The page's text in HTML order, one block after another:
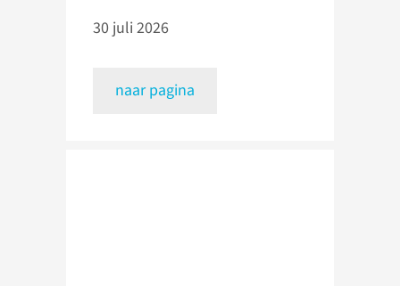
30 juli 2026
naar pagina